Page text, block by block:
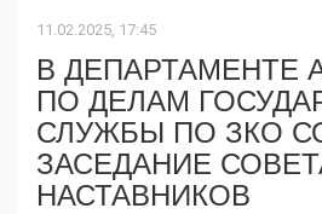
11.02.2025, 17:45
В ДЕПАРТАМЕНТЕ
ПО ДЕЛАМ
СЛУЖБЫ ПО ЗКО
ЗАСЕДАНИЕ
НАСТАВНИКОВ